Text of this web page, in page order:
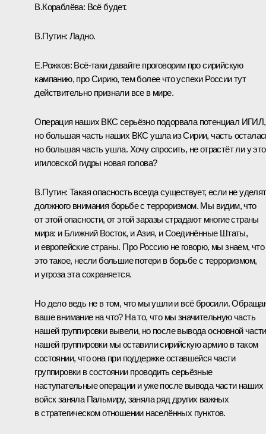
В.Кораблёва: Всё будет.
В.Путин: Ладно.
Е.Рожков: Всё‑таки давайте проговорим про сирийскую
кампанию, про Сирию, тем более что успехи России тут
действительно признали все в мире.
Операция наших ВКС серьёзно подорвала потенциал ИГИЛ,
но большая часть наших ВКС ушла из Сирии, часть
но большая часть ушла. Хочу спросить, не отрастёт ли у
игиловской гидры новая голова?
В.Путин: Такая опасность всегда существует, если не
должного внимания борьбе с терроризмом. Мы видим, что
от этой опасности, от этой заразы страдают многие страны
мира: и Ближний Восток, и Азия, и Соединённые Штаты,
и европейские страны. Про Россию не говорю, мы знаем, что
это такое, несли большие потери в борьбе с терроризмом,
и угроза эта сохраняется.
Но дело ведь не в том, что мы ушли и всё бросили.
ваше внимание на что? На то, что мы значительную часть
нашей группировки вывели, но после вывода основной части
нашей группировки мы оставили сирийскую армию в таком
состоянии, что она при поддержке оставшейся части
группировки в состоянии проводить серьёзные
наступательные операции и уже после вывода части наших
войск заняла Пальмиру, заняла ряд других важных
в стратегическом отношении населённых пунктов.